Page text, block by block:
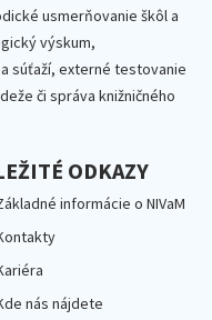
usmerňovanie škôl a
výskum,
súťaží, externé testovanie
či správa knižničného
ODKAZY
informácie o NIVaM
nás nájdete